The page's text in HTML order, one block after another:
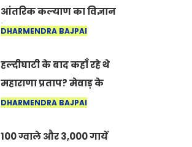
आंतरिक कल्याण का विज्ञान
है: अंतरराष्ट्रीय योग दिवस
DHARMENDRA BAJPAI
हल्दीघाटी के बाद कहाँ रहे थे
महाराणा प्रताप? मेवाड़ के
इतिहास का वह अनकहा
में जीवित है
DHARMENDRA BAJPAI
100 ग्वाले और 3,000 गायें